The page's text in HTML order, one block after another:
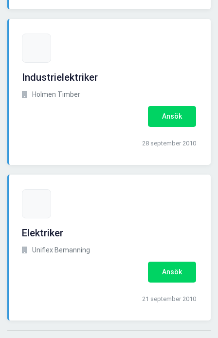
Industrielektriker
Holmen Timber
Ansök
28 september 2010
Elektriker
Uniflex Bemanning
Ansök
21 september 2010